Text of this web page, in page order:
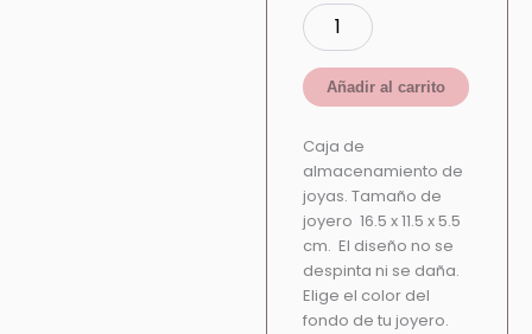
Añadir al carrito
Caja de
almacenamiento de
joyas. Tamaño de
joyero 16.5 x 11.5 x 5.5
cm. El diseño no se
despinta ni se daña.
Elige el color del
fondo de tu joyero.